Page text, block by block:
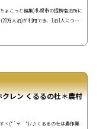
ょこっと編集)札幌市の提携宿泊所に
万人泊)が利用でき、1泊1人につき
レン くるるの杜＊農村
ヾ(*´∀｀*)ﾉ♪くるるの杜は農作業